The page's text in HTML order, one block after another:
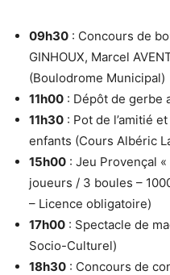
09h30 : Concours de
GINHOUX, Marcel
(Boulodrome Municipal)
11h00 : Dépôt de gerbe
11h30 : Pot de l’amitié
enfants (Cours Albéric
15h00 : Jeu Provençal
joueurs / 3 boules –
– Licence obligatoire)
17h00 : Spectacle de
Socio-Culturel)
18h30 : Concours de